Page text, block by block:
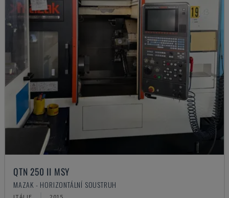
QTN 250 II MSY
MAZAK - HORIZONTÁLNÍ SOUSTRUH